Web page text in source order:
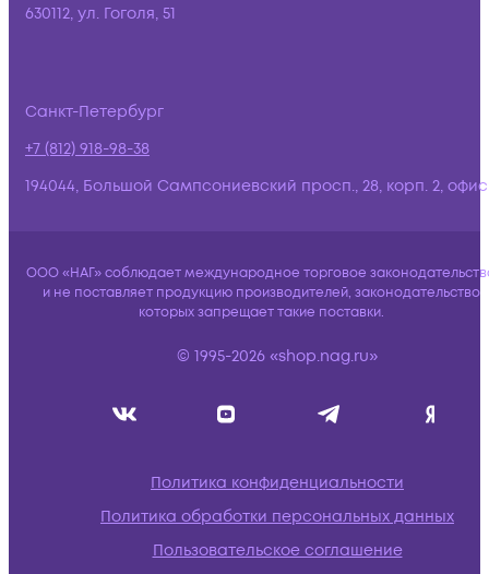
630112, ул. Гоголя, 51
Санкт-Петербург
+7 (812) 918-98-38
194044, Большой Сампсониевский просп., 28, корп. 2,
ООО «НАГ» соблюдает международное торговое
и не поставляет продукцию производителей, законодательство
которых запрещает такие поставки.
© 1995-2026 «shop.nag.ru»
Политика конфиденциальности
Политика обработки персональных данных
Пользовательское соглашение